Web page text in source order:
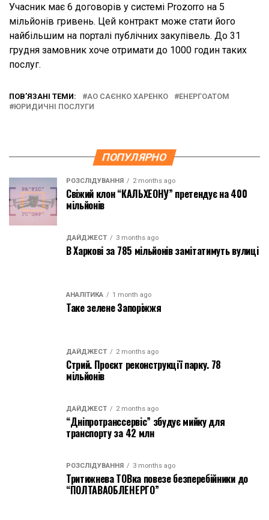
Учасник має 6 договорів у системі Prozorro на 5
мільйонів гривень. Цей контракт може стати його
найбільшим на порталі публічних закупівель. До 31
грудня замовник хоче отримати до 1000 годин таких
послуг.
ПОВ’ЯЗАНІ ТЕМИ: АО САЄНКО ХАРЕНКО
ЕНЕРГОАТОМ
ЮРИДИЧНІ ПОСЛУГИ
ПОПУЛЯРНО
РОЗСЛІДУВАННЯ 2 months ago
Свіжий клон “КАЛЬХЕОНУ” претендує на 400
мільйонів
ДАЙДЖЕСТ 3 months ago
В Харкові за 785 мільйонів замітатимуть вулиці
АНАЛІТИКА 1 month ago
Таке зелене Запоріжжя
ДАЙДЖЕСТ 2 months ago
Стрий. Проєкт реконструкції парку. 78
мільйонів
ДАЙДЖЕСТ 2 months ago
“Дніпротранссервіс” збудує мийку для
транспорту за 42 млн
РОЗСЛІДУВАННЯ 3 months ago
Тритижнева ТОВка повезе безперебійники до
“ПОЛТАВАОБЛЕНЕРГО”